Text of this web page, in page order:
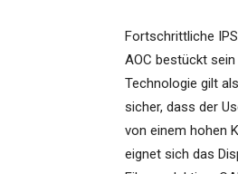
Fortschrittliche
AOC bestückt
Technologie gilt
sicher, dass der
von einem hohen
eignet sich das